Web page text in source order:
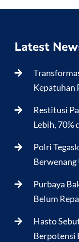
Latest
Kepatuhan
Restitusi
Lebih, 70%
Polri
Berwenang
Purbaya
Belum
Hasto
Berpotensi